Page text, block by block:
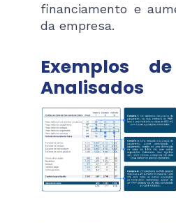
financiamento e
da empresa.
Exemplos
Analisados